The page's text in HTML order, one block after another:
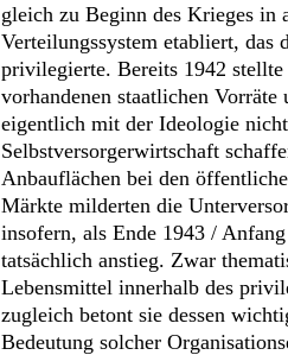
gleich zu Beginn des Krieges in
Verteilungssystem etabliert, das
privilegierte. Bereits 1942 stellte
vorhandenen staatlichen
eigentlich mit der Ideologie
Selbstversorgerwirtschaft
Anbauflächen bei den
Märkte milderten die
insofern, als Ende 1943 /
tatsächlich anstieg. Zwar
Lebensmittel innerhalb des
zugleich betont sie dessen
Bedeutung solcher